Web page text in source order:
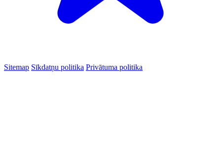
Sitemap Sīkdatņu politika Privātuma politika